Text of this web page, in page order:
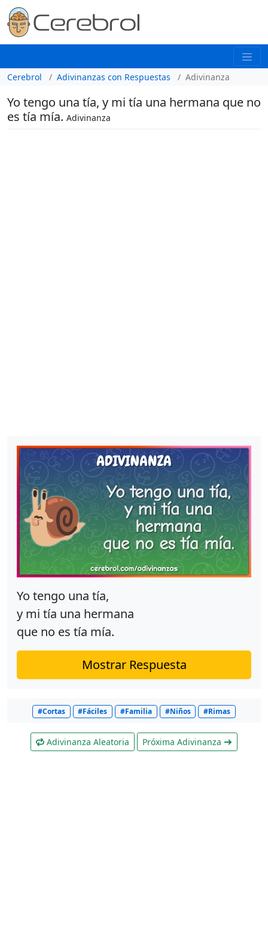
Cerebrol Adivinanzas con Respuestas Adivinanza
Yo tengo una tía, y mi tía una hermana que no
es tía mía. Adivinanza
Yo tengo una tía,
y mi tía una hermana
que no es tía mía.
Mostrar Respuesta
#Cortas #Fáciles #Familia #Niños #Rimas
Adivinanza Aleatoria Próxima Adivinanza